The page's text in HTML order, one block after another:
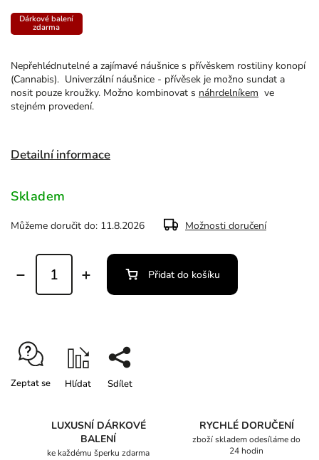
Nepřehlédnutelné a zajímavé náušnice s přívěskem rostiliny konopí
(Cannabis). Univerzální náušnice - přívěsek je možno sundat a
nosit pouze kroužky. Možno kombinovat s náhrdelníkem ve
stejném provedení.
Detailní informace
Dárkové balení
zdarma
Skladem
Můžeme doručit do: 11.8.2026 Možnosti doručení
Přidat do košíku
Zeptat se Hlídat Sdílet
LUXUSNÍ DÁRKOVÉ
BALENÍ
ke každému šperku zdarma
RYCHLÉ DORUČENÍ
zboží skladem odesíláme do
24 hodin